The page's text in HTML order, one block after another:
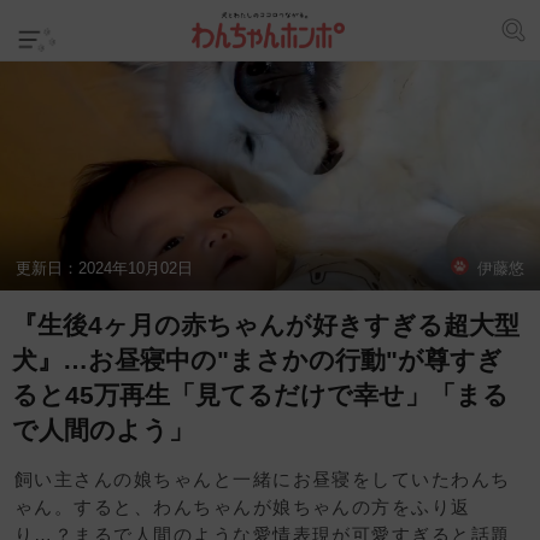
更新日： 2024年10月02日 伊藤悠
『生後4ヶ月の赤ちゃんが好きすぎる超大型
犬』…お昼寝中の"まさかの行動"が尊すぎ
ると45万再生「見てるだけで幸せ」「まる
で人間のよう」
飼い主さんの娘ちゃんと一緒にお昼寝をしていたわんち
ゃん。すると、わんちゃんが娘ちゃんの方をふり返
り…？まるで人間のような愛情表現が可愛すぎると話題